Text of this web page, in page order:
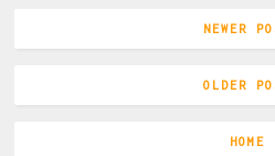
NEWER
OLDER
HOME